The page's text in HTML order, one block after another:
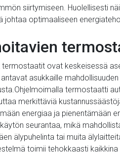
siirtymiseen. Huolellisesti
johtaa optimaaliseen
termostaatit ovat keskeisessä
asukkaille
termostaatti
merkittäviä
energiaa ja pienentämään
seurantaa, mikä
älypuhelinta tai muita
toimii tehokkaasti